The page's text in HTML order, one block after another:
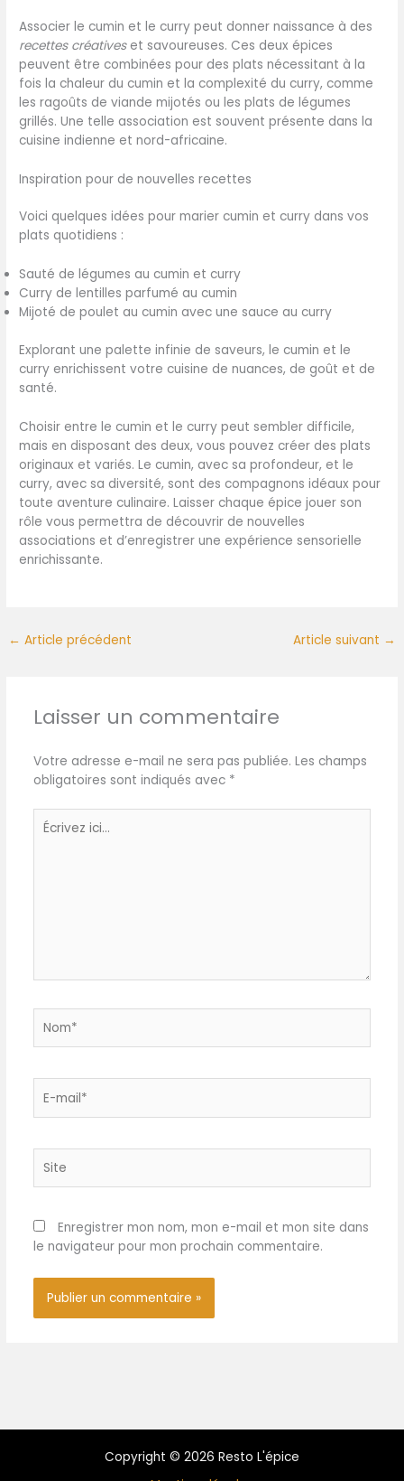
Associer le cumin et le curry peut donner naissance à des
recettes créativeset savoureuses. Ces deux épices
peuvent être combinées pour des plats nécessitant à la
fois la chaleur du cumin et la complexité du curry, comme
les ragoûts de viande mijotés ou les plats de légumes
grillés. Une telle association est souvent présente dans la
cuisine indienne et nord-africaine.
Inspiration pour de nouvelles recettes
Voici quelques idées pour marier cumin et curry dans vos
plats quotidiens :
Sauté de légumes au cumin et curry
Curry de lentilles parfumé au cumin
Mijoté de poulet au cumin avec une sauce au curry
Explorant une palette infinie de saveurs, le cumin et le
curry enrichissent votre cuisine de nuances, de goût et de
santé.
Choisir entre le cumin et le curry peut sembler difficile,
mais en disposant des deux, vous pouvez créer des plats
originaux et variés. Le cumin, avec sa profondeur, et le
curry, avec sa diversité, sont des compagnons idéaux pour
toute aventure culinaire. Laisser chaque épice jouer son
rôle vous permettra de découvrir de nouvelles
associations et d’enregistrer une expérience sensorielle
enrichissante.
← Article précédent Article suivant →
Laisser un commentaire
Votre adresse e-mail ne sera pas publiée. Les champs
obligatoires sont indiqués avec *
Écrivez
ici…
mail*
Enregistrer mon nom, mon e-mail et mon site dans
le navigateur pour mon prochain commentaire.
Copyright © 2026 Resto L'épice